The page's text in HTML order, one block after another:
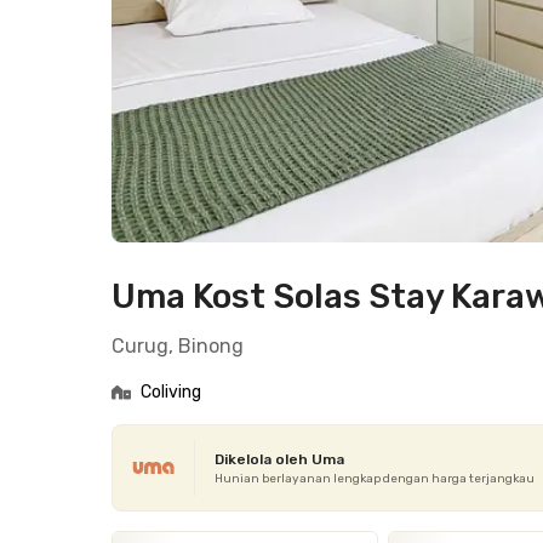
Uma Kost Solas Stay
Curug, Binong
Coliving
Dikelola oleh Uma
Hunian berlayanan lengkap dengan harga terjangkau